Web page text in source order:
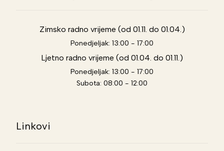
Zimsko radno vrijeme (od 01.11. do 01.04.)
Ponedjeljak: 13:00 - 17:00
Ljetno radno vrijeme (od 01.04. do 01.11.)
Ponedjeljak: 13:00 - 17:00
Subota: 08:00 - 12:00
Linkovi